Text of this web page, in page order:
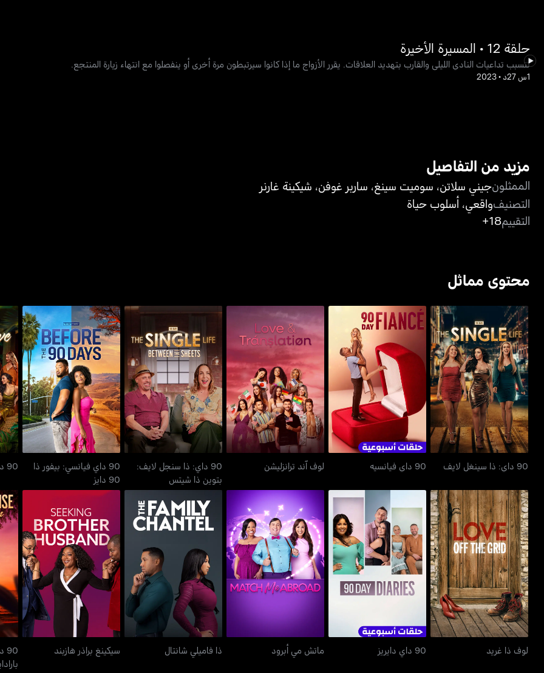
حلقة 12 • المسيرة الأخيرة
تتسبب تداعيات النادي الليلي والقارب بتهديد العلاقات. يقرر الأزواج ما إذا كانوا سيرتبطون مرة أخرى أو ينفصلوا مع انتهاء زيارة المنتجع.
1س 27د •
2023
مزيد من التفاصيل
الممثلونجيني سلاتن، سوميت سينغ، ساربر غوفن، شيكينة غارنر
التصنيفواقعي، أسلوب حياة
التقييم18+
محتوى مماثل
90 داي: ذا سينغل لايف
90 داي: ذا سينغل لايف
90 داي فيانسيه
90 داي فيانسيه
لوف آند ترانزليشن
لوف آند ترانزليشن
90 داي: ذا سنجل لايف:
بتوين ذا شيتس
90 داي: ذا سنجل لايف:
بتوين ذا شيتس
90 داي فيانسي: بيفور ذا
90 دايز
90 داي فيانسي: بيفور ذا
90 دايز
90 داي: هنت
90 داي: هنت فور لوف
لوف ذا غريد
لوف ذا غريد
90 داي دايريز
90 داي دايريز
ماتش مي أبرود
ماتش مي أبرود
ذا فاميلي شانتال
ذا فاميلي شانتال
سيكينغ براذر هازبند
سيكينغ براذر هازبند